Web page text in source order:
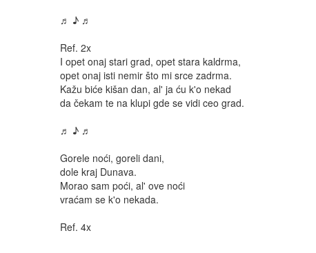
♬ ♪ ♬
Ref. 2x
I opet onaj stari grad, opet stara kaldrma,
opet onaj isti nemir što mi srce zadrma.
Kažu biće kišan dan, al' ja ću k'o nekad
da čekam te na klupi gde se vidi ceo grad.
♬ ♪ ♬
Gorele noći, goreli dani,
dole kraj Dunava.
Morao sam poći, al' ove noći
vraćam se k'o nekada.
Ref. 4x